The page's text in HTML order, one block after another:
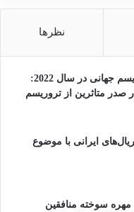
نظرها
انتشار شاخص تروریسم جهانی در سال 2022:
صدر متاثرین از تروریسم
ایرانی با موضوع
مهره سوخته منافقین